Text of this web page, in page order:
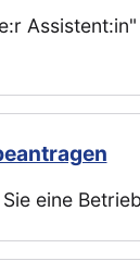
eine